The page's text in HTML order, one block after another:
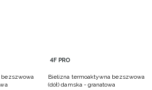
4F PRO
Bielizna termoaktywna bezszwowa
(dół) damska - granatowa